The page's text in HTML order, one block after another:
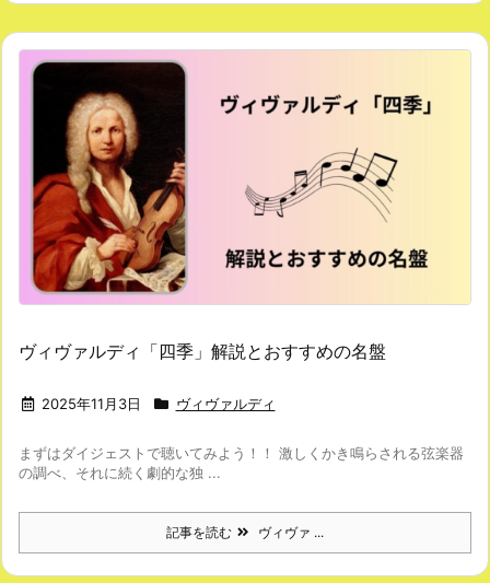
ヴィヴァルディ「四季」解説とおすすめの名盤
2025年11月3日 ヴィヴァルディ
まずはダイジェストで聴いてみよう！！ 激しくかき鳴らされる弦楽器
の調べ、それに続く劇的な独 ...
記事を読む ヴィヴァ ...